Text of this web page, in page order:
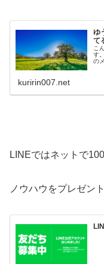
ゆ
て
こ
す
の
kuririn007.net
LINEではネットで
ノウハウをプレゼン